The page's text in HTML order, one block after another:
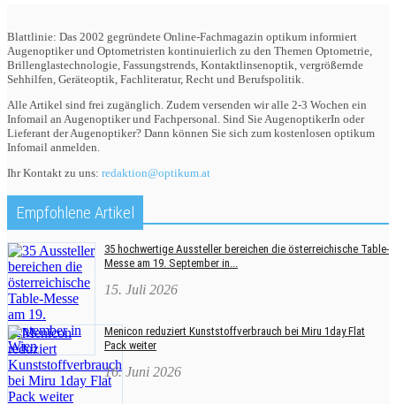
Blattlinie: Das 2002 gegründete Online-Fachmagazin optikum informiert
Augenoptiker und Optometristen kontinuierlich zu den Themen Optometrie,
Brillenglastechnologie, Fassungstrends, Kontaktlinsenoptik, vergrößernde
Sehhilfen, Geräteoptik, Fachliteratur, Recht und Berufspolitik.
Alle Artikel sind frei zugänglich. Zudem versenden wir alle 2-3 Wochen ein
Infomail an Augenoptiker und Fachpersonal. Sind Sie AugenoptikerIn oder
Lieferant der Augenoptiker? Dann können Sie sich zum kostenlosen optikum
Infomail anmelden.
Ihr Kontakt zu uns: redaktion@optikum.at
Empfohlene Artikel
35 hochwertige Aussteller bereichen die österreichische Table-
Messe am 19. September in...
15. Juli 2026
Menicon reduziert Kunststoffverbrauch bei Miru 1day Flat
Pack weiter
16. Juni 2026